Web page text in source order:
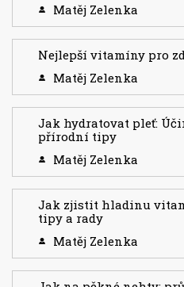
Matěj Zelenka
Nejlepší vitamíny pro
Matěj Zelenka
Jak hydratovat pleť:
přírodní tipy
Matěj Zelenka
Jak zjistit hladinu
tipy a rady
Matěj Zelenka